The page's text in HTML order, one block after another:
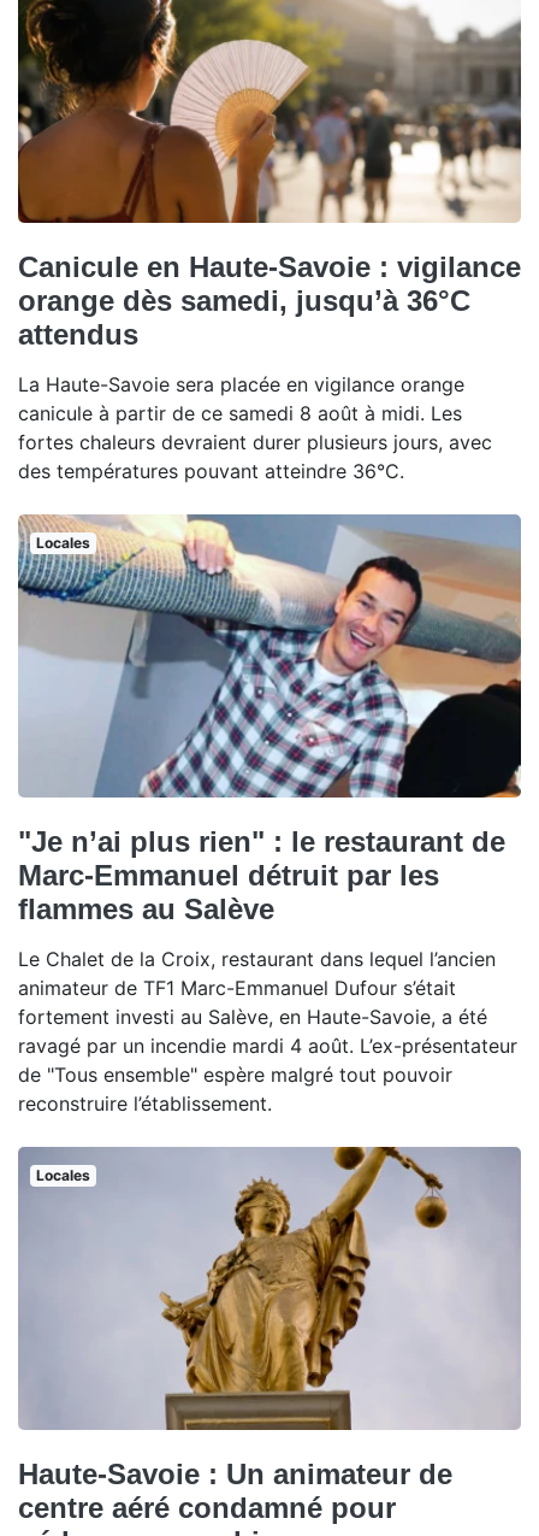
Canicule en Haute-Savoie : vigilance
orange dès samedi, jusqu’à 36°C
attendus
La Haute-Savoie sera placée en vigilance orange
canicule à partir de ce samedi 8 août à midi. Les
fortes chaleurs devraient durer plusieurs jours, avec
des températures pouvant atteindre 36°C.
Locales
"Je n’ai plus rien" : le restaurant de
Marc-Emmanuel détruit par les
flammes au Salève
Le Chalet de la Croix, restaurant dans lequel l’ancien
animateur de TF1 Marc-Emmanuel Dufour s’était
fortement investi au Salève, en Haute-Savoie, a été
ravagé par un incendie mardi 4 août. L’ex-présentateur
de "Tous ensemble" espère malgré tout pouvoir
reconstruire l’établissement.
Locales
Haute-Savoie : Un animateur de
centre aéré condamné pour